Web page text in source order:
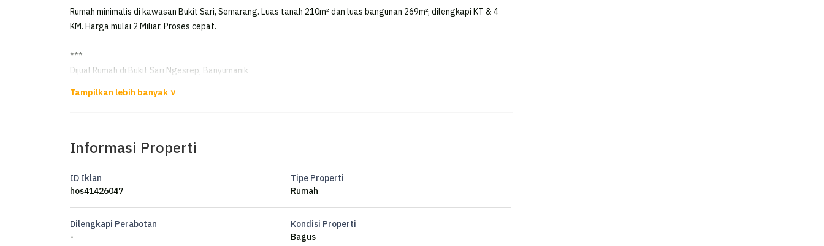
Rumah minimalis di kawasan Bukit Sari, Semarang. Luas tanah 210m² dan luas bangunan 269m², dilengkapi KT & 4
KM. Harga mulai 2 Miliar. Proses cepat.
***
Dijual Rumah di Bukit Sari Ngesrep, Banyumanik
Dijual Rumah di Bukit Sari
Luas tanah 210 m2
Kamar tidur 4
Kamar mandi 3
Hadap Selatan
Informasi Properti
ID Iklan
hos41426047
Tipe Properti
Rumah
Dilengkapi Perabotan
-
Kondisi Properti
Bagus